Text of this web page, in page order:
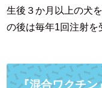
生後３か月以上の犬
の後は毎年1回注射を
『混合ワクチン